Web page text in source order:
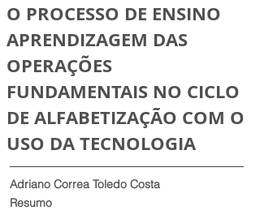
O PROCESSO DE ENSINO
APRENDIZAGEM DAS
OPERAÇÕES
FUNDAMENTAIS NO CICLO
DE ALFABETIZAÇÃO COM O
USO DA TECNOLOGIA
Adriano Correa Toledo Costa
Resumo